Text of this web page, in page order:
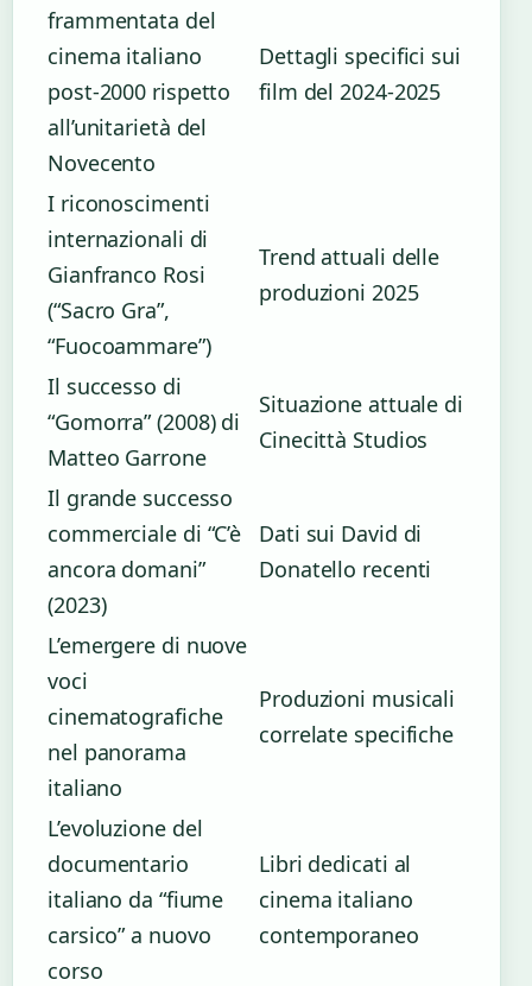
frammentata del
cinema italiano
post-2000 rispetto
all’unitarietà del
Novecento
Dettagli specifici sui
film del 2024-2025
I riconoscimenti
internazionali di
Gianfranco Rosi
(“Sacro Gra”,
“Fuocoammare”)
Trend attuali delle
produzioni 2025
Il successo di
“Gomorra” (2008) di
Matteo Garrone
Situazione attuale di
Cinecittà Studios
Il grande successo
commerciale di “C’è
ancora domani”
(2023)
Dati sui David di
Donatello recenti
L’emergere di nuove
voci
cinematografiche
nel panorama
italiano
Produzioni musicali
correlate specifiche
L’evoluzione del
documentario
italiano da “fiume
carsico” a nuovo
corso
Libri dedicati al
cinema italiano
contemporaneo